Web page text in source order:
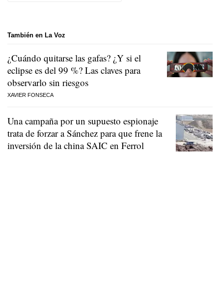
También en La Voz
¿Cuándo quitarse las gafas? ¿Y si el
eclipse es del 99 %? Las claves para
observarlo sin riesgos
XAVIER FONSECA
Una campaña por un supuesto espionaje
trata de forzar a Sánchez para que frene la
inversión de la china SAIC en Ferrol